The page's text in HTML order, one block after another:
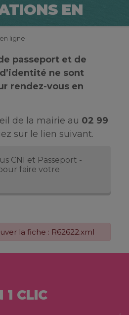
EN
ligne
passeport et de
ne sont
rendez-vous en
de la mairie au 02 99
sur le lien suivant.
CNI et Passeport -
faire votre
la fiche : R62622.xml
1 CLIC